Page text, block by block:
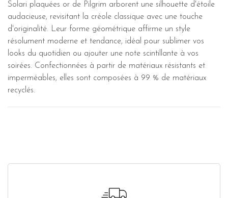
Solari plaquées or de Pilgrim arborent une silhouette d'étoile
audacieuse, revisitant la créole classique avec une touche
d'originalité. Leur forme géométrique affirme un style
résolument moderne et tendance, idéal pour sublimer vos
looks du quotidien ou ajouter une note scintillante à vos
soirées. Confectionnées à partir de matériaux résistants et
imperméables, elles sont composées à 99 % de matériaux
recyclés.